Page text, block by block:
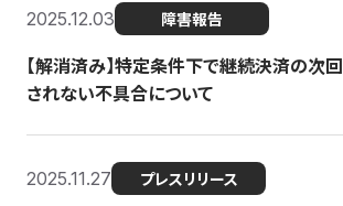
2025.12.03 障害報告
【解消済み】特定条件下で継続決済の次
されない不具合について
2025.11.27 プレスリリース